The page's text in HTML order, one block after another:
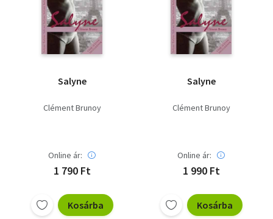
Tankönyv, segédkönyv
Társadalomtudomány
Történelem
Salyne
Clément Brunoy
Online ár:
1 790 Ft
Kosárba
Salyne
Clément Brunoy
Online ár:
1 990 Ft
Kosárba